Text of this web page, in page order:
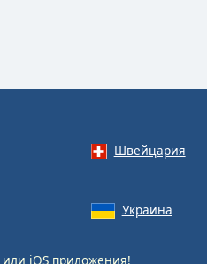
Швейцария
Украина
или iOS приложения!